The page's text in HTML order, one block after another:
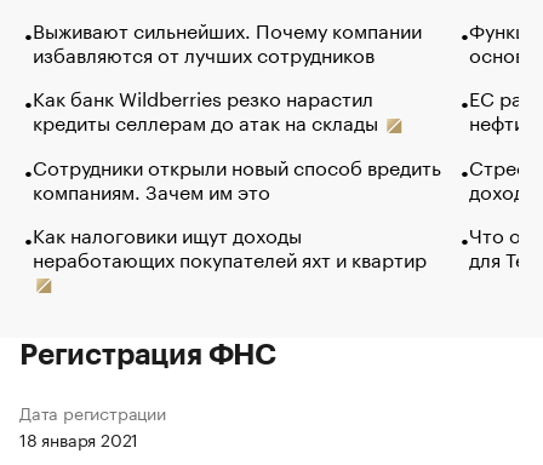
Выживают сильнейших. Почему компании
избавляются от лучших сотрудников
Как банк Wildberries резко нарастил
кредиты селлерам до атак на склады
Сотрудники открыли новый способ вредить
компаниям. Зачем им это
Как налоговики ищут доходы
неработающих покупателей яхт и квартир
основ
ЕС
нефти
Что
для
Регистрация ФНС
Дата регистрации
18 января 2021